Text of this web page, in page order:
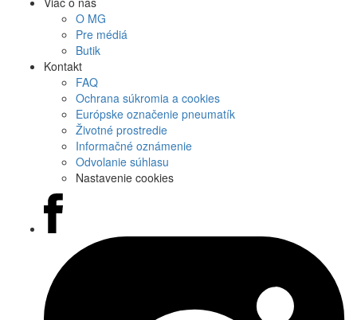
O MG
Pre médiá
Butik
Kontakt
FAQ
Ochrana súkromia a cookies
Európske označenie pneumatík
Životné prostredie
Informačné oznámenie
Odvolanie súhlasu
Nastavenie cookies